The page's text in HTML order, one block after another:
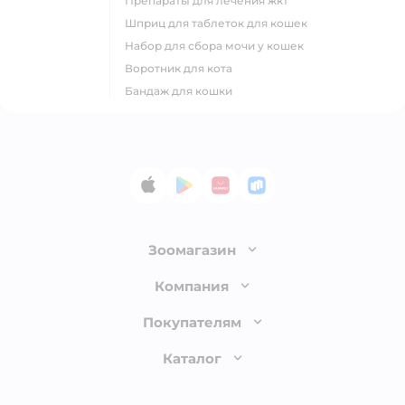
шприц для таблеток для кошек
набор для сбора мочи у кошек
воротник для кота
бандаж для кошки
App StoreGoogle Play
AppGallery
RuStore
Зоомагазин
Лицензия
Доставка и оплата
Обмен и возврат товара
Компания
О компании
Покупателям
Бонусные карты
Каталог